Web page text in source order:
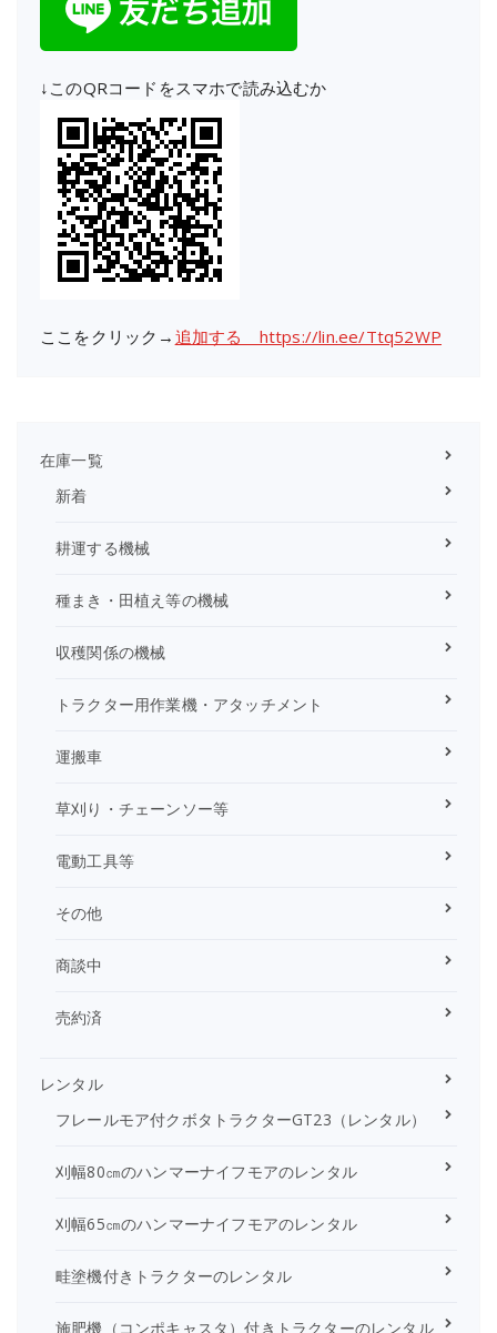
↓このQRコードをスマホで読み込むか
ここをクリック→ 追加する https://lin.ee/Ttq52WP
在庫一覧
新着
耕運する機械
種まき・田植え等の機械
収穫関係の機械
トラクター用作業機・アタッチメント
運搬車
草刈り・チェーンソー等
電動工具等
その他
商談中
売約済
レンタル
フレールモア付クボタトラクターGT23（レンタル）
刈幅80㎝のハンマーナイフモアのレンタル
刈幅65㎝のハンマーナイフモアのレンタル
畦塗機付きトラクターのレンタル
施肥機（コンポキャスタ）付きトラクターのレンタル